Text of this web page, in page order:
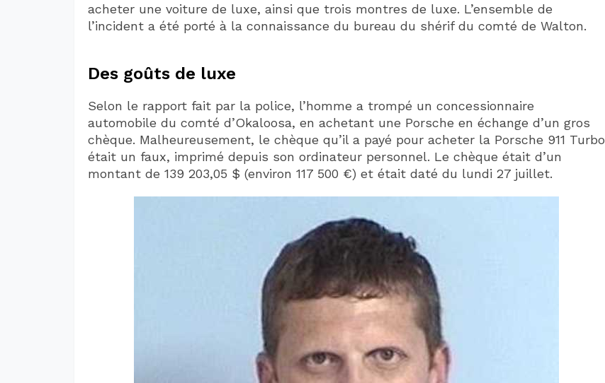
acheter une voiture de luxe, ainsi que trois montres de luxe. L’ensemble de
l’incident a été porté à la connaissance du bureau du shérif du comté de Walton.
Des goûts de luxe
Selon le rapport fait par la police, l’homme a trompé un concessionnaire
automobile du comté d’Okaloosa, en achetant une Porsche en échange d’un gros
chèque. Malheureusement, le chèque qu’il a payé pour acheter la Porsche 911 Turbo
était un faux, imprimé depuis son ordinateur personnel. Le chèque était d’un
montant de 139 203,05 $ (environ 117 500 €) et était daté du lundi 27 juillet.